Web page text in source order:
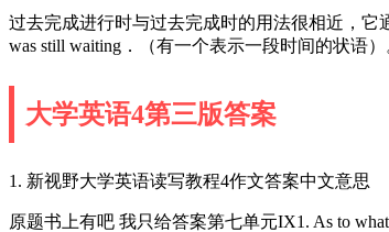
过去完成进行时与过去完成时的用法很相近，它
was still waiting．（有一个表示一段时间的状语）
大学英语4第三版答案
1. 新视野大学英语读写教程4作文答案中文意思
原题书上有吧 我只给答案第七单元IX1. As to what